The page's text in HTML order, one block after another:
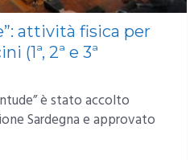
attività fisica per
(1ª, 2ª e 3ª
è stato accolto
Sardegna e approvato